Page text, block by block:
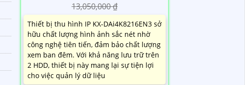
13,050,000 ₫
Thiết bị thu hình IP KX-DAi4K8216EN3 sở
hữu chất lượng hình ảnh sắc nét nhờ
công nghệ tiên tiến, đảm bảo chất lượng
xem ban đêm. Với khả năng lưu trữ trên
2 HDD, thiết bị này mang lại sự tiện lợi
cho việc quản lý dữ liệu